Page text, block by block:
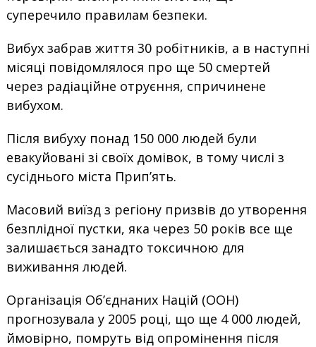
суперечило правилам безпеки.
Вибух забрав життя 30 робітників, а в наступні
місяці повідомлялося про ще 50 смертей
через радіаційне отруєння, спричинене
вибухом.
Після вибуху понад 150 000 людей були
евакуйовані зі своїх домівок, в тому числі з
сусіднього міста Прип’ять.
Масовий виїзд з регіону призвів до утворення
безплідної пустки, яка через 50 років все ще
залишається занадто токсичною для
виживання людей.
Організація Об’єднаних Націй (ООН)
прогнозувала у 2005 році, що ще 4 000 людей,
ймовірно, помруть від опромінення після